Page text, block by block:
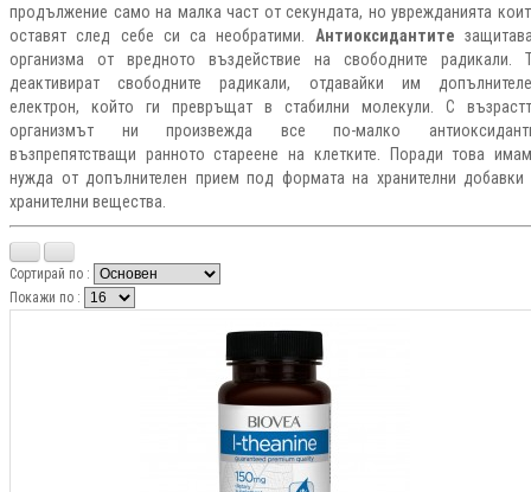
продължение само на малка част от секундата, но уврежданията
оставят след себе си са необратими. Антиоксидантите
организма от вредното въздействие на свободните радикали.
деактивират свободните радикали, отдавайки им
електрон, който ги превръщат в стабилни молекули. С
организмът ни произвежда все по-малко
възпрепятстващи ранното стареене на клетките. Поради това
нужда от допълнителен прием под формата на хранителни добавки
хранителни вещества.
Сортирай по :
Покажи по :